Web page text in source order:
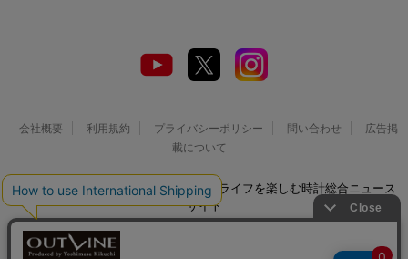
会社概要 利用規約 プライバシーポリシー 問い合わせ
広告掲
載について
© 2026 Watch LIFE NEWS｜ウオッチライフを楽しむ時計総合ニュース
サイト